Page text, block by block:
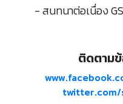
- สนทนาต่อเนื่อง
ติดตาม
twitter.com/